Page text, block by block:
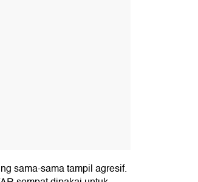
sama-sama tampil agresif.